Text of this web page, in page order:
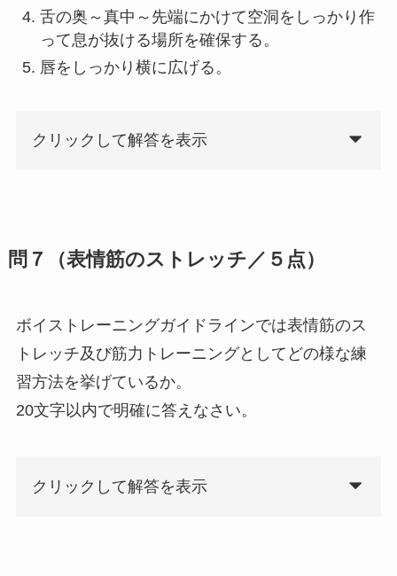
舌の奥～真中～先端にかけて空洞をしっかり作
って息が抜ける場所を確保する。
唇をしっかり横に広げる。
クリックして解答を表示
問７（表情筋のストレッチ／５点）
ボイストレーニングガイドラインでは表情筋のス
トレッチ及び筋力トレーニングとしてどの様な練
習方法を挙げているか。
20文字以内で明確に答えなさい。
クリックして解答を表示